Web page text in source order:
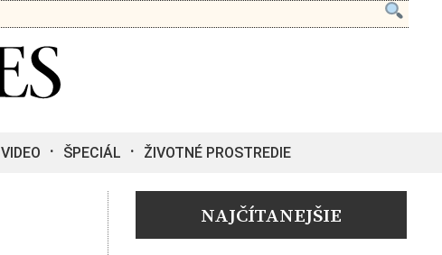
VIDEO ŠPECIÁL ŽIVOTNÉ PROSTREDIE
NAJČÍTANEJŠIE